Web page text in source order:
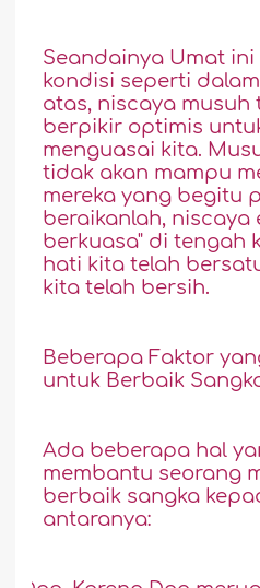
Seandainya Umat
kondisi seperti
atas, niscaya
berpikir optimis
menguasai kita.
tidak akan mampu
mereka yang begitu
beraikanlah, niscaya
berkuasa" di tengah
hati kita telah
kita telah bersih.
Beberapa Faktor
untuk Berbaik
Ada beberapa hal
membantu seorang
berbaik sangka
antaranya: